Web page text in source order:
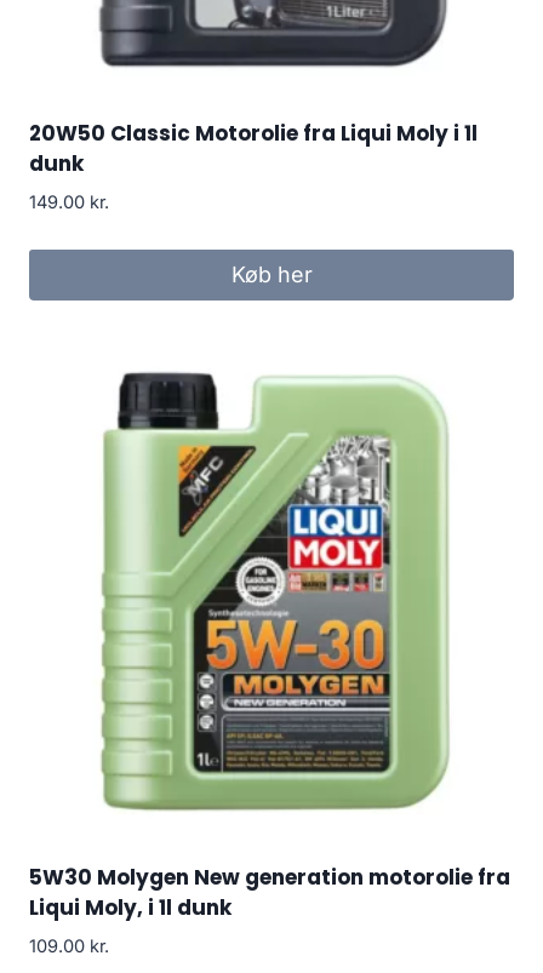
20W50 Classic Motorolie fra Liqui Moly i 1l
dunk
149.00 kr.
Køb her
5W30 Molygen New generation motorolie fra
Liqui Moly, i 1l dunk
109.00 kr.